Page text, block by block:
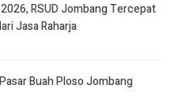
RSUD Jombang Tercepat
Jasa Raharja
Buah Ploso Jombang